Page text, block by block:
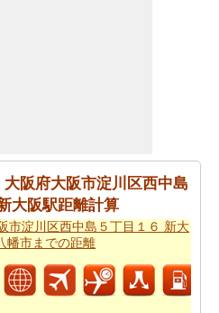
ように大切な事です。その
0011 大阪府大阪市淀川区西中
本、〒930-0001 富山県富山
までの移動時間からひつよう
しょよう時間は日本、〒532-
阪府大阪市淀川区西中島
大阪駅距離計算
市淀川区西中島５丁目１６ 新大
幡市までの距離